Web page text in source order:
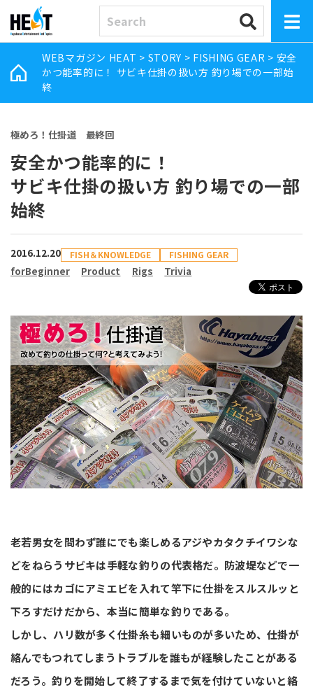
WEBマガジン HEAT > STORY > FISHING GEAR > 安全
かつ能率的に！ サビキ仕掛の扱い方 釣り場での一部始
終
極めろ！仕掛道 最終回
安全かつ能率的に！
サビキ仕掛の扱い方 釣り場での一部
始終
2016.12.20 FISH＆KNOWLEDGE FISHING GEAR
forBeginner Product Rigs Trivia
老若男女を問わず誰にでも楽しめるアジやカタクチイワシな
どをねらうサビキは手軽な釣りの代表格だ。防波堤などで一
般的にはカゴにアミエビを入れて竿下に仕掛をスルスルッと
下ろすだけだから、本当に簡単な釣りである。
しかし、ハリ数が多く仕掛糸も細いものが多いため、仕掛が
絡んでもつれてしまうトラブルを誰もが経験したことがある
だろう。釣りを開始して終了するまで気を付けていないと絡